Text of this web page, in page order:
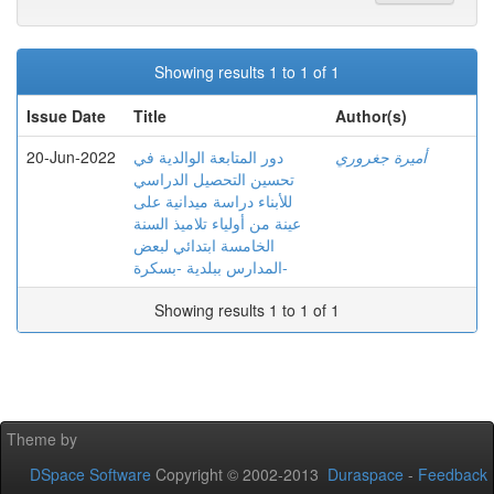
Showing results 1 to 1 of 1
Issue Date
Title
Author(s)
20-Jun-2022
دور المتابعة الوالدية في
تحسين التحصيل الدراسي
للأبناء دراسة ميدانية على
عينة من أولياء تلاميذ السنة
الخامسة ابتدائي لبعض
المدارس ببلدية -بسكرة-
أميرة جغروري
Showing results 1 to 1 of 1
Theme by
DSpace Software Copyright © 2002-2013 Duraspace - Feedback